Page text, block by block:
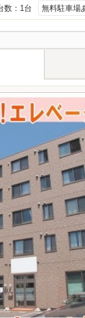
数：1台 無料駐車場